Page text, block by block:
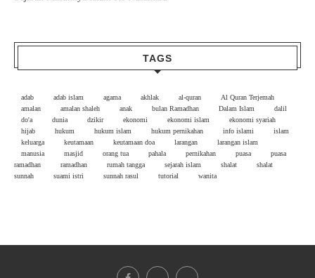
TAGS
adab adab islam agama akhlak al-quran
Al Quran Terjemah
amalan
amalan shaleh anak bulan Ramadhan Dalam Islam
dalil
do'a
dunia dzikir ekonomi ekonomi islam
ekonomi syariah
hijab
hukum hukum islam hukum pernikahan info islami
islam
keluarga
keutamaan keutamaan doa larangan
larangan islam
manusia
masjid orang tua pahala pernikahan puasa
puasa
ramadhan
ramadhan rumah tangga sejarah islam shalat
shalat
sunnah
suami istri sunnah rasul tutorial wanita